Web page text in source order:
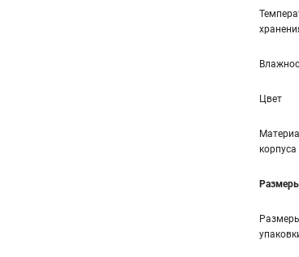
Цвет
корпуса